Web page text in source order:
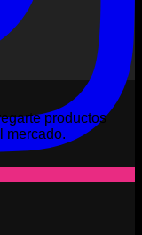
productos
mercado.